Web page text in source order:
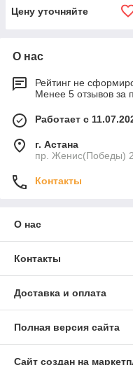
Цену уточняйте
О нас
Рейтинг не
Менее 5 отзывов за
Работает с
г. Астана
пр. Женис(Победы)
Контакты
О нас
Контакты
Доставка и оплата
Полная версия сайта
Сайт создан на